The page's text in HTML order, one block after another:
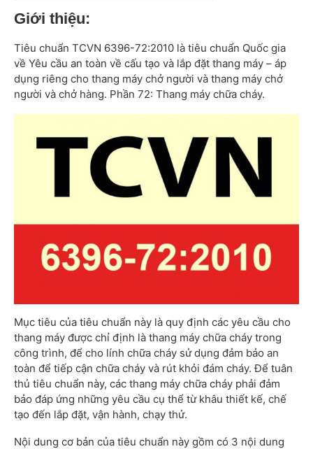
Giới thiệu:
Tiêu chuẩn TCVN 6396-72:2010 là tiêu chuẩn Quốc gia
về Yêu cầu an toàn về cấu tạo và lắp đặt thang máy – áp
dụng riêng cho thang máy chở người và thang máy chở
người và chở hàng. Phần 72: Thang máy chữa cháy.
Mục tiêu của tiêu chuẩn này là quy định các yêu cầu cho
thang máy được chỉ định là thang máy chữa cháy trong
công trình, để cho lính chữa cháy sử dụng đảm bảo an
toàn để tiếp cận chữa cháy và rút khỏi đám cháy. Để tuân
thủ tiêu chuẩn này, các thang máy chữa cháy phải đảm
bảo đáp ứng những yêu cầu cụ thể từ khâu thiết kế, chế
tạo đến lắp đặt, vận hành, chạy thử.
Nội dung cơ bản của tiêu chuẩn này gồm có 3 nội dung